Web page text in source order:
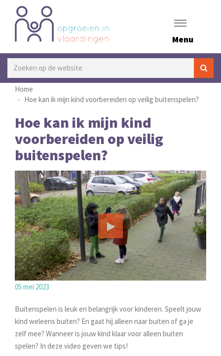
Menu
Home
Hoe kan ik mijn kind voorbereiden op veilig buitenspelen?
Hoe kan ik mijn kind
voorbereiden op veilig
buitenspelen?
05 mei 2023
Buitenspelen is leuk en belangrijk voor kinderen. Speelt jouw
kind weleens buiten? En gaat hij alleen naar buiten of ga je
zelf mee? Wanneer is jouw kind klaar voor alleen buiten
spelen? In deze video geven we tips!